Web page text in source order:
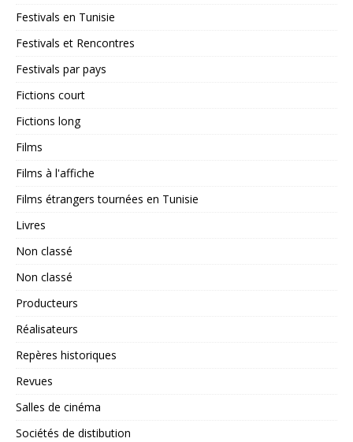
Festivals en Tunisie
Festivals et Rencontres
Festivals par pays
Fictions court
Fictions long
Films
Films à l'affiche
Films étrangers tournées en Tunisie
Livres
Non classé
Non classé
Producteurs
Réalisateurs
Repères historiques
Revues
Salles de cinéma
Sociétés de distibution